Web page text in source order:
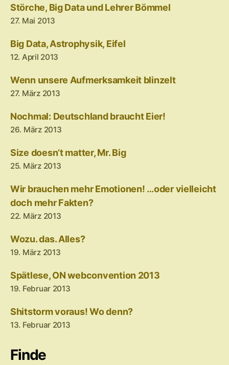
Störche, Big Data und Lehrer Bömmel
27. Mai 2013
Big Data, Astrophysik, Eifel
12. April 2013
Wenn unsere Aufmerksamkeit blinzelt
27. März 2013
Nochmal: Deutschland braucht Eier!
26. März 2013
Size doesn’t matter, Mr. Big
25. März 2013
Wir brauchen mehr Emotionen! …oder vielleicht
doch mehr Fakten?
22. März 2013
Wozu. das. Alles?
19. März 2013
Spätlese, ON webconvention 2013
19. Februar 2013
Shitstorm voraus! Wo denn?
13. Februar 2013
Finde